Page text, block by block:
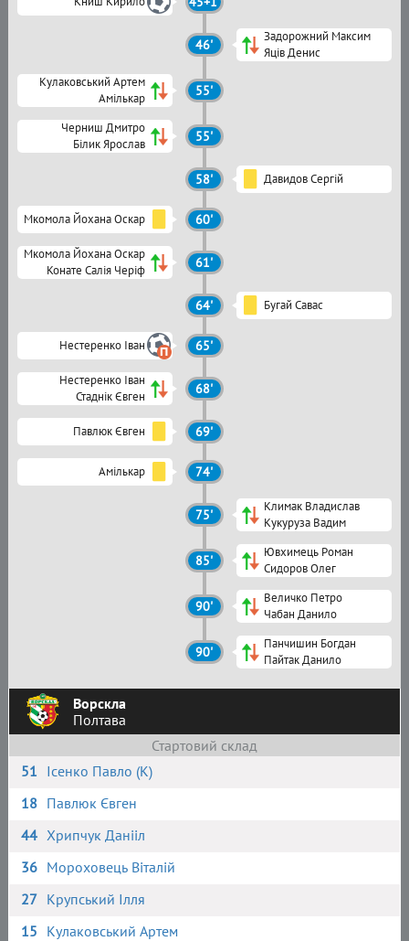
Ворскла
Полтава
Стартовий склад
51 Ісенко Павло (К)
18 Павлюк Євген
44 Хрипчук Данііл
36 Мороховець Віталій
27 Крупський Ілля
15 Кулаковський Артем
46'
Задорожний Максим
Яців Денис
Кулаковський Артем
Амількар
55'
Черниш Дмитро
Білик Ярослав
55'
58' Давидов Сергій
Мкомола Йохана Оскар 60'
Мкомола Йохана Оскар
Конате Салія Черіф
61'
64' Бугай Савас
Нестеренко Іван 65'
Нестеренко Іван
Стаднік Євген
68'
Павлюк Євген 69'
Амількар 74'
75'
Климак Владислав
Кукуруза Вадим
85'
Ювхимець Роман
Сидоров Олег
90'
Величко Петро
Чабан Данило
90'
Панчишин Богдан
Пайтак Данило